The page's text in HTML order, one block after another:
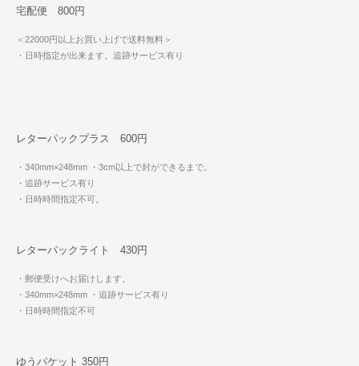
宅配便 800円
＜22000円以上お買い上げで送料無料＞
・日時指定が出来ます。追跡サービス有り
レターパックプラス 600円
・340mm×248mm ・3cm以上で封ができるまで。
・追跡サービス有り
・日時時間指定不可。
レターパックライト 430円
・郵便受けへお届けします。
・340mm×248mm ・追跡サービス有り
・日時時間指定不可
ゆうパケット 350円